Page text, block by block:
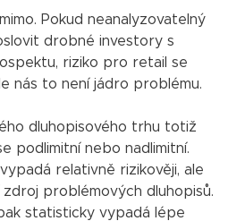
Pokud neanalyzovatelný
drobné investory s
riziko pro retail se
nás to není jádro problému.
dluhopisového trhu totiž
podlimitní nebo nadlimitní.
relativně rizikověji, ale
problémových dluhopisů.
statisticky vypadá lépe